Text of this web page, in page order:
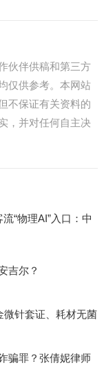
伙伴供稿和第三方
仅供参考。本网站
不保证有关资料的
，并对任何自主决
“物理AI”入口：中
吉尔？
微针套证、耗材无菌
骗罪？张倩妮律师